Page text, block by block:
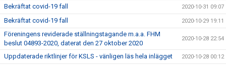
Bekräftat covid-19 fall 2020-10-31 09:07
Bekräftat covid-19 fall 2020-10-29 19:11
Föreningens reviderade ställningstagande m.a.a. FHM
beslut 04893-2020, daterat den 27 oktober 2020
2020-10-28 22:54
Uppdaterade riktlinjer för KSLS - vänligen läs hela inlägget 2020-10-28 00:12